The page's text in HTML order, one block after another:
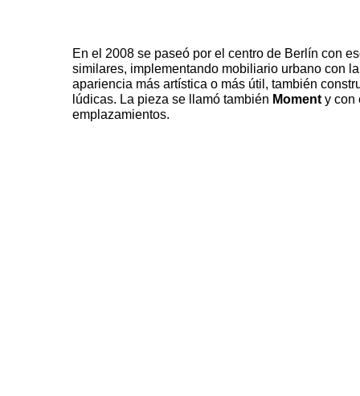
En el 2008 se paseó por el centro de Berlín con
similares, implementando mobiliario urbano con
apariencia más artística o más útil, también
lúdicas. La pieza se llamó también Moment y con
emplazamientos.